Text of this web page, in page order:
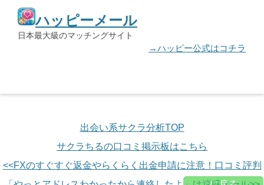
ハッピーメール
日本最大級のマッチングサイト
→ハッピー公式はコチラ
出会い系サクラ分析TOP
サクラちるの口コミ掲示板はこちら
<<FXのすぐすぐ返金やらくらく出金申請に注意！口コミ評判